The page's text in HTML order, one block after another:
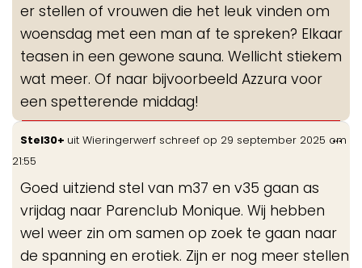
er stellen of vrouwen die het leuk vinden om
woensdag met een man af te spreken? Elkaar
teasen in een gewone sauna. Wellicht stiekem
wat meer. Of naar bijvoorbeeld Azzura voor
een spetterende middag!
Stel30+ uit Wieringerwerf schreef op 29 september 2025 om
21:55
Goed uitziend stel van m37 en v35 gaan as
vrijdag naar Parenclub Monique. Wij hebben
wel weer zin om samen op zoek te gaan naar
de spanning en erotiek. Zijn er nog meer stellen
...